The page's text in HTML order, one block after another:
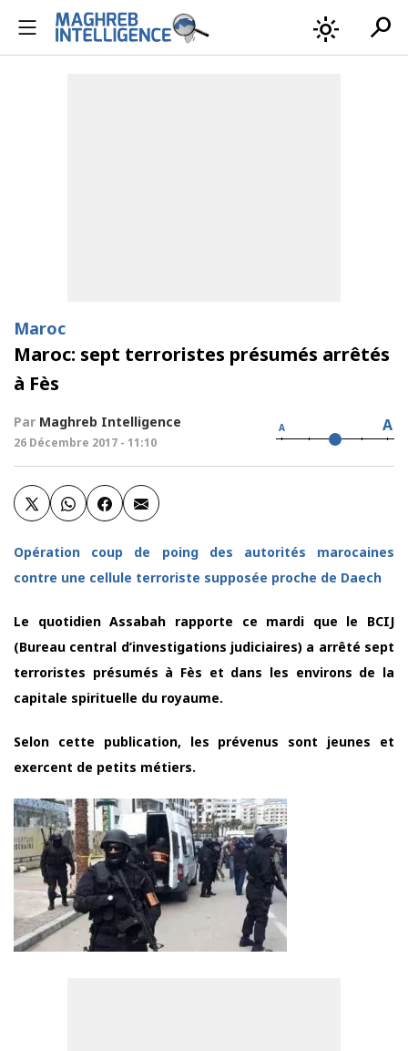
light_mode search
Maroc
Maroc: sept terroristes présumés arrêtés
à Fès
Par Maghreb Intelligence
26 Décembre 2017 - 11:10
A A
Opération coup de poing des autorités marocaines
contre une cellule terroriste supposée proche de Daech
Le quotidien Assabah rapporte ce mardi que le BCIJ
(Bureau central d’investigations judiciaires) a arrêté sept
terroristes présumés à Fès et dans les environs de la
capitale spirituelle du royaume.
Selon cette publication, les prévenus sont jeunes et
exercent de petits métiers.